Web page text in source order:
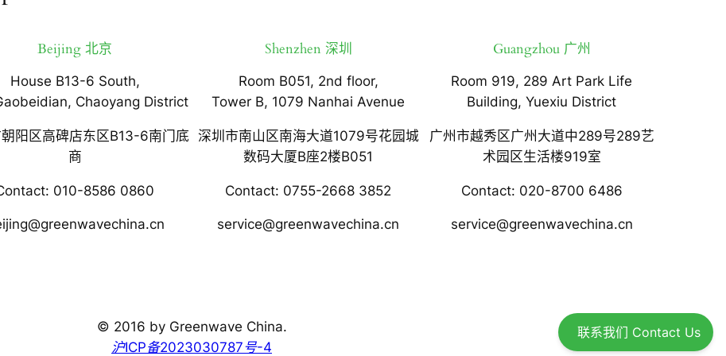
Beijing 北京
House B13-6 South,
Chaoyang District
阳区高碑店东区B13-6南门底
商
010-8586 0860
Shenzhen 深圳
Room B051, 2nd floor,
Tower B, 1079 Nanhai Avenue
深圳市南山区南海大道1079号花园城
数码大厦B座2楼B051
Contact: 0755-2668 3852
service@greenwavechina.cn
Guangzhou 广州
Room 919, 289 Art Park Life
Building, Yuexiu District
广州市越秀区广州大道中289号289艺
术园区生活楼919室
Contact: 020-8700 6486
service@greenwavechina.cn
© 2016 by Greenwave China.
沪ICP备2023030787号-4
联系我们 Contact Us